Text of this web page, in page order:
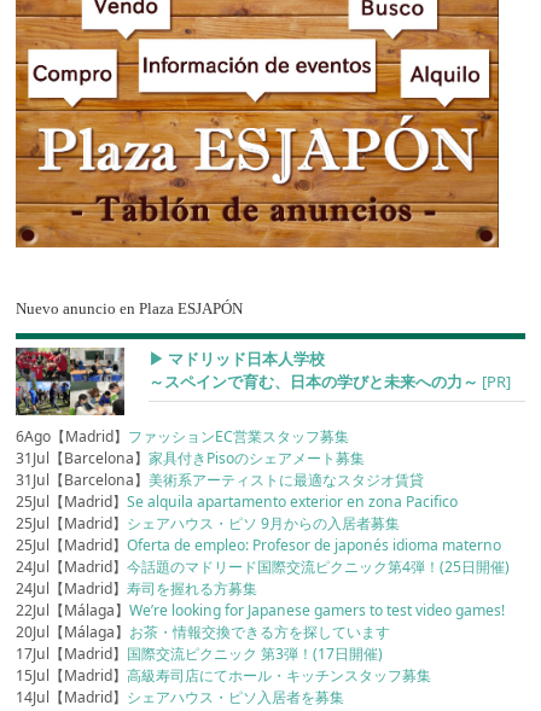
Nuevo anuncio en Plaza ESJAPÓN
▶︎ マドリッド日本人学校
～スペインで育む、日本の学びと未来への力～ [PR]
6Ago【Madrid】 ファッションEC営業スタッフ募集
31Jul【Barcelona】家具付きPisoのシェアメート募集
31Jul【Barcelona】美術系アーティストに最適なスタジオ賃貸
25Jul【Madrid】Se alquila apartamento exterior en zona Pacifico
25Jul【Madrid】 シェアハウス・ピソ 9月からの入居者募集
25Jul【Madrid】Oferta de empleo: Profesor de japonés idioma materno
24Jul【Madrid】今話題のマドリード国際交流ピクニック第4弾！(25日開催)
24Jul【Madrid】寿司を握れる方募集
22Jul【Málaga】We’re looking for Japanese gamers to test video games!
20Jul【Málaga】 お茶・情報交換できる方を探しています
17Jul【Madrid】 国際交流ピクニック 第3弾！(17日開催)
15Jul【Madrid】高級寿司店にてホール・キッチンスタッフ募集
14Jul【Madrid】 シェアハウス・ピソ入居者を募集